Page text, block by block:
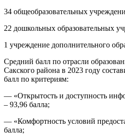
34 общеобразовательных
22 дошкольных образовательных
1 учреждение дополнительного
Средний балл по отрасли
Сакского района в 2023 году
балл по критериям:
— «Открытость и доступность
– 93,96 балла;
— «Комфортность условий
балла;